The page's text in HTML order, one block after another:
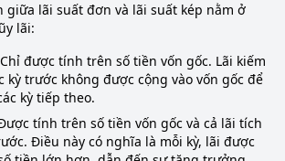
giữa lãi suất đơn và lãi suất kép nằm ở
lãi:
được tính trên số tiền vốn gốc. Lãi kiếm
kỳ trước không được cộng vào vốn gốc để
kỳ tiếp theo.
tính trên số tiền vốn gốc và cả lãi tích
Điều này có nghĩa là mỗi kỳ, lãi được